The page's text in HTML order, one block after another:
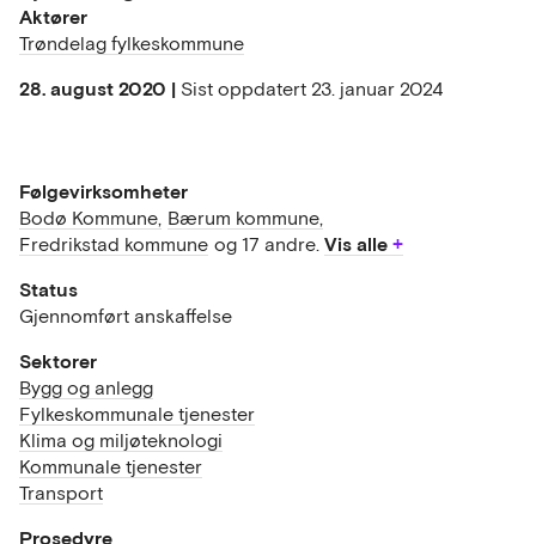
Aktører
Trøndelag fylkeskommune
28. august 2020 | Sist oppdatert 23. januar 2024
Følgevirksomheter
Bodø Kommune, Bærum kommune,
Fredrikstad kommune og 17 andre. Vis alle
Status
Gjennomført anskaffelse
Sektorer
Bygg og anlegg
Fylkeskommunale tjenester
Klima og miljøteknologi
Kommunale tjenester
Transport
Prosedyre